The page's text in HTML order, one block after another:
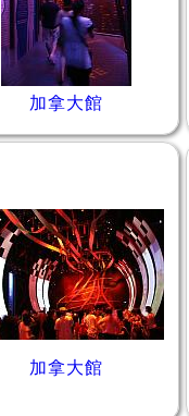
加拿大館
加拿大館